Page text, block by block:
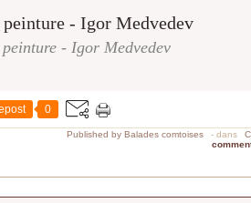
- Igor Medvedev
0
Published by Balades comtoises - dans